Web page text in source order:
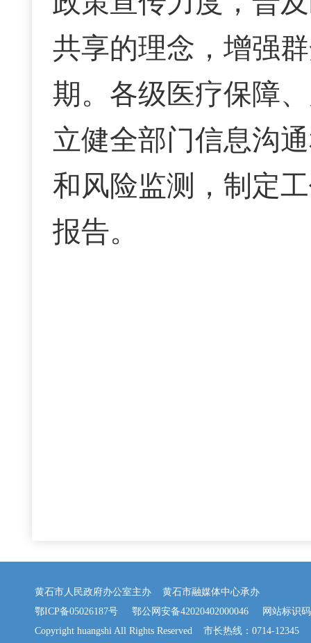
共享的理念，增强
期。各级医疗保障
立健全部门信息沟
和风险监测，制定
报告。
黄石市人民政府办公室主办 黄石市融媒体中心承办
鄂ICP备05026187号
鄂公网安备42020402000046 网站标识码
Copyright huangshi All Rights Reserved 市长热线：0714-12345